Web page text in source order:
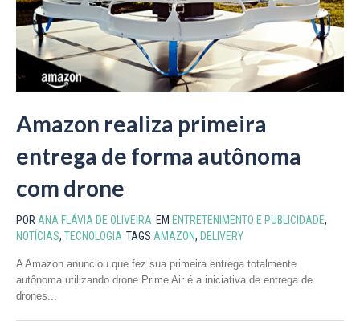
Amazon realiza primeira
entrega de forma autônoma
com drone
POR ANA FLÁVIA DE OLIVEIRA EM ENTRETENIMENTO E PUBLICIDADE,
NOTÍCIAS, TECNOLOGIA TAGS AMAZON, DELIVERY
A Amazon anunciou que fez sua primeira entrega totalmente
autônoma utilizando drone Prime Air é a iniciativa de entrega de
drones...